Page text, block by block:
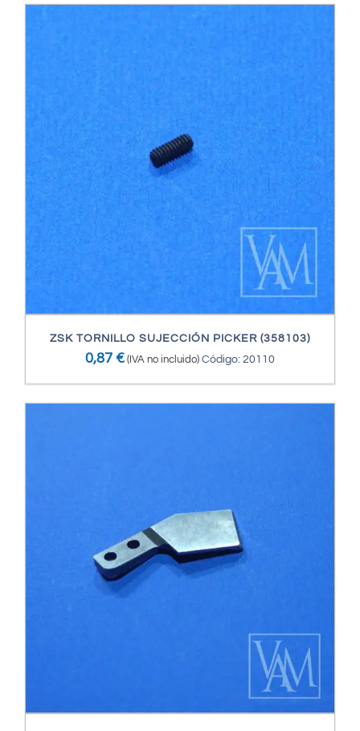
ZSK TORNILLO SUJECCIÓN PICKER (358103)
0,87 € (IVA no incluido) Código: 20110